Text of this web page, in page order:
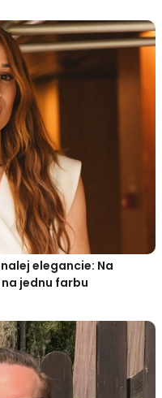
elegancie: Na
jednu farbu